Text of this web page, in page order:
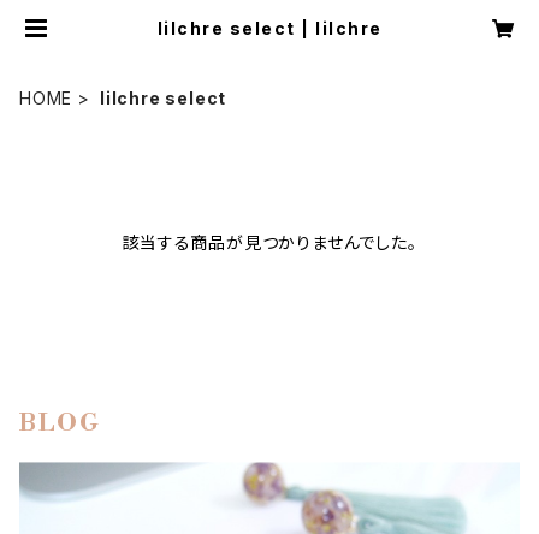
lilchre select | lilchre
HOME lilchre select
該当する商品が見つかりませんでした。
BLOG